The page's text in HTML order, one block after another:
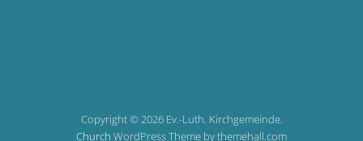
Copyright © 2026 Ev.-Luth. Kirchgemeinde.
Church WordPress Theme by themehall.com